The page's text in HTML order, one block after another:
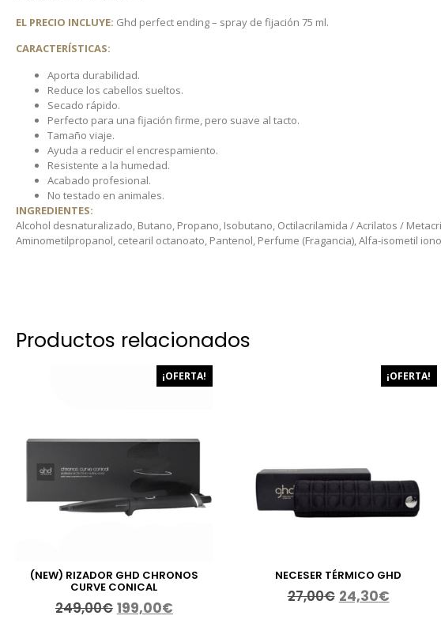
EL PRECIO INCLUYE: Ghd perfect ending – spray de fijación 75 ml.
CARACTERÍSTICAS:
Aporta durabilidad.
Reduce los cabellos sueltos.
Secado rápido.
Perfecto para una fijación firme, pero suave al tacto.
Tamaño viaje.
Ayuda a reducir el encrespamiento.
Resistente a la humedad.
Acabado profesional.
No testado en animales.
INGREDIENTES:
Alcohol desnaturalizado, Butano, Propano, Isobutano, Octilacrilamida / Acrilatos /
Aminometilpropanol, cetearil octanoato, Pantenol, Perfume (Fragancia), Alfa-isometil
Productos relacionados
¡OFERTA!
(NEW) RIZADOR GHD CHRONOS
CURVE CONICAL
249,00€ 199,00€
¡OFERTA!
NECESER TÉRMICO GHD
27,00€ 24,30€